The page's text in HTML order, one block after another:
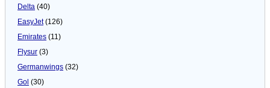
Delta (40)
EasyJet(126)
Emirates (11)
Flysur (3)
Germanwings (32)
Gol (30)